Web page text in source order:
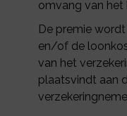
omvang van het
De premie
en/of de
van het
plaatsvindt aan